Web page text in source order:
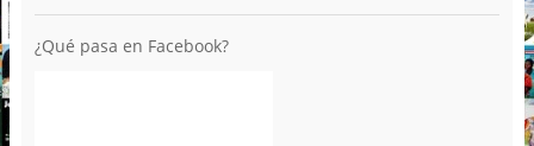
¿Qué pasa en Facebook?